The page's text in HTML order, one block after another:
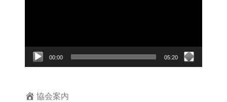
ー
00:00 05:20
協会案内